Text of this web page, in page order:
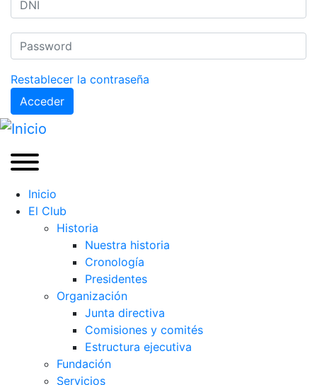
Restablecer la contraseña
Acceder
Inicio
El Club
Historia
Nuestra historia
Cronología
Presidentes
Organización
Junta directiva
Comisiones y comités
Estructura ejecutiva
Fundación
Servicios